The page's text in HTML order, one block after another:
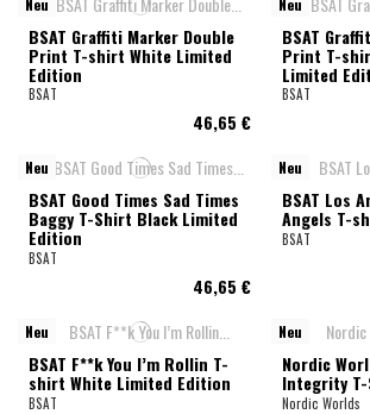
BSAT Graffiti Marker Double
Print T-shirt White Limited
Edition
BSAT
46,65 €
BSAT
Print T-
Limited
BSAT
Neu
BSAT Good Times Sad Times
Baggy T-Shirt Black Limited
Edition
BSAT
46,65 €
Neu
BSAT Los
Angels T-
BSAT
Neu
BSAT F**k You I’m Rollin T-
shirt White Limited Edition
BSAT
Neu
Nordic
Integrity
Nordic Worlds